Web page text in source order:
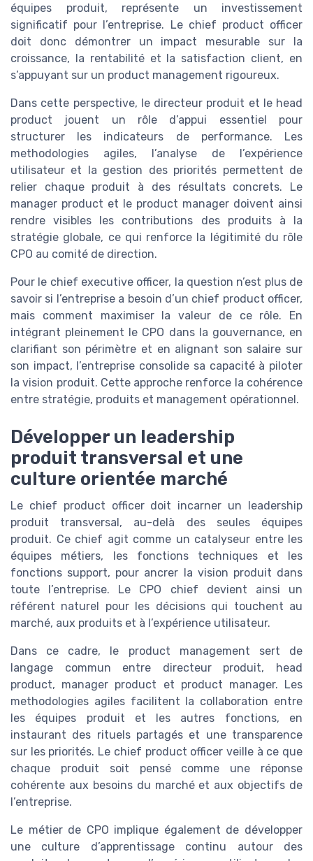
équipes produit, représente un investissement
significatif pour l’entreprise. Le chief product officer
doit donc démontrer un impact mesurable sur la
croissance, la rentabilité et la satisfaction client, en
s’appuyant sur un product management rigoureux.
Dans cette perspective, le directeur produit et le head
product jouent un rôle d’appui essentiel pour
structurer les indicateurs de performance. Les
methodologies agiles, l’analyse de l’expérience
utilisateur et la gestion des priorités permettent de
relier chaque produit à des résultats concrets. Le
manager product et le product manager doivent ainsi
rendre visibles les contributions des produits à la
stratégie globale, ce qui renforce la légitimité du rôle
CPO au comité de direction.
Pour le chief executive officer, la question n’est plus de
savoir si l’entreprise a besoin d’un chief product officer,
mais comment maximiser la valeur de ce rôle. En
intégrant pleinement le CPO dans la gouvernance, en
clarifiant son périmètre et en alignant son salaire sur
son impact, l’entreprise consolide sa capacité à piloter
la vision produit. Cette approche renforce la cohérence
entre stratégie, produits et management opérationnel.
Développer un leadership
produit transversal et une
culture orientée marché
Le chief product officer doit incarner un leadership
produit transversal, au-delà des seules équipes
produit. Ce chief agit comme un catalyseur entre les
équipes métiers, les fonctions techniques et les
fonctions support, pour ancrer la vision produit dans
toute l’entreprise. Le CPO chief devient ainsi un
référent naturel pour les décisions qui touchent au
marché, aux produits et à l’expérience utilisateur.
Dans ce cadre, le product management sert de
langage commun entre directeur produit, head
product, manager product et product manager. Les
methodologies agiles facilitent la collaboration entre
les équipes produit et les autres fonctions, en
instaurant des rituels partagés et une transparence
sur les priorités. Le chief product officer veille à ce que
chaque produit soit pensé comme une réponse
cohérente aux besoins du marché et aux objectifs de
l’entreprise.
Le métier de CPO implique également de développer
une culture d’apprentissage continu autour des